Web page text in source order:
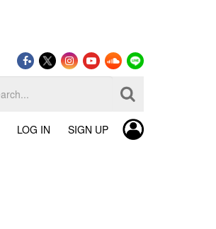
LOG IN SIGN UP